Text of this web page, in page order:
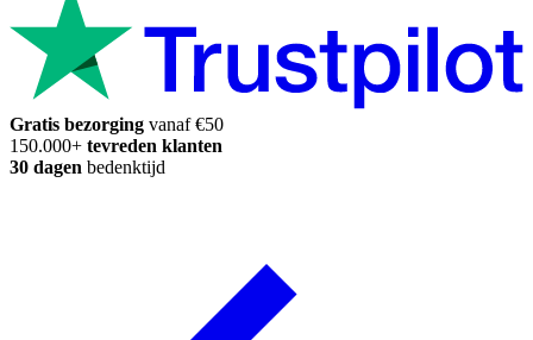
Gratis bezorging vanaf €50
150.000+ tevreden klanten
30 dagen bedenktijd